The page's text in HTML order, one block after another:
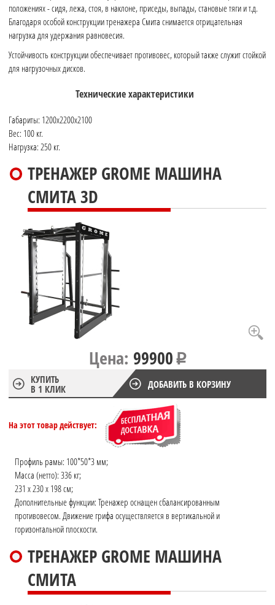
положениях - сидя, лежа, стоя, в наклоне, приседы, выпады, становые тяги и т.д.
Благодаря особой конструкции тренажера Смита снимается отрицательная
нагрузка для удержания равновесия.
Устойчивость конструкции обеспечивает противовес, который также служит стойкой
для нагрузочных дисков.
Технические характеристики
Габариты: 1200x2200x2100
Вес: 100 кг.
Нагрузка: 250 кг.
ТРЕНАЖЕР GROME МАШИНА
СМИТА 3D
Цена: 99900
КУПИТЬ
В 1 КЛИК
ДОБАВИТЬ В КОРЗИНУ
На этот товар действует:
Профиль рамы: 100*50*3 мм;
Масса (нетто): 336 кг;
231 x 230 x 198 см;
Дополнительные функции: Тренажер оснащен сбалансированным
противовесом. Движение грифа осуществляется в вертикальной и
горизонтальной плоскости.
ТРЕНАЖЕР GROME МАШИНА
СМИТА